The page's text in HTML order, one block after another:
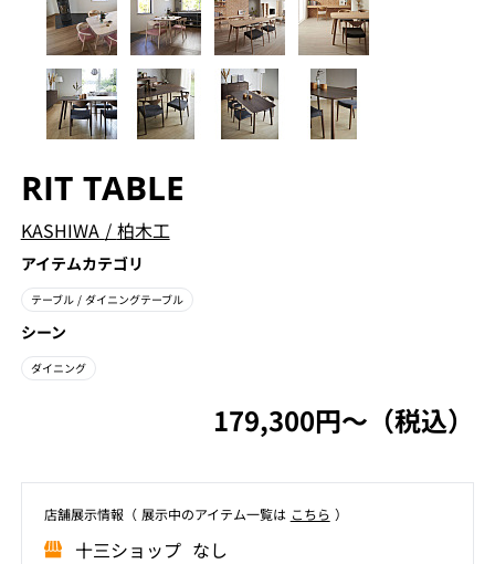
RIT TABLE
KASHIWA / 柏木工
アイテムカテゴリ
テーブル / ダイニングテーブル
シーン
ダイニング
179,300円〜（税込）
店舗展⽰情報（ 展⽰中のアイテム⼀覧は こちら ）
⼗三ショップ なし